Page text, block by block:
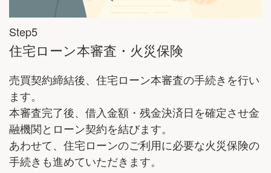
Step5
住宅ローン本審査・火災保険
売買契約締結後、住宅ローン本審査の手続きを行い
ます。
本審査完了後、借入金額・残金決済日を確定させ金
融機関とローン契約を結びます。
あわせて、住宅ローンのご利用に必要な火災保険の
手続きも進めていただきます。